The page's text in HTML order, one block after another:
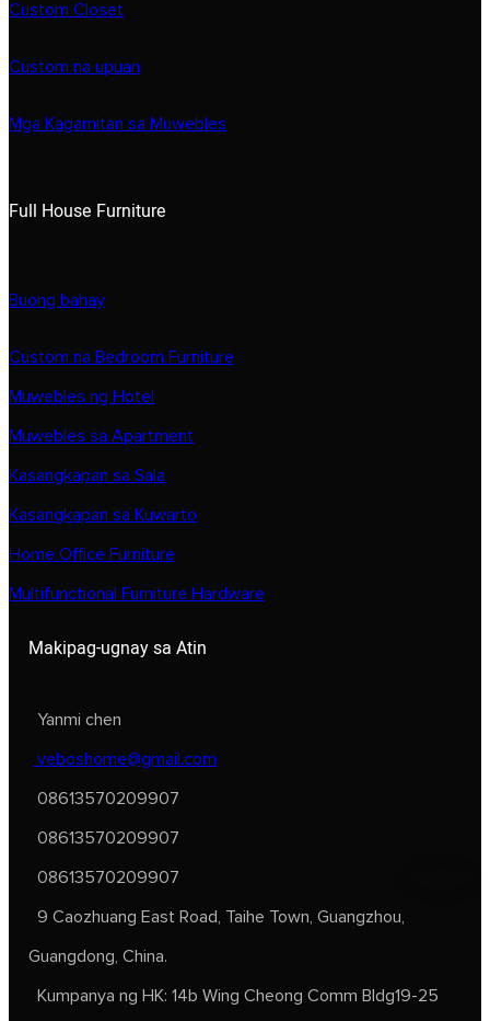
Custom Closet
Custom na upuan
Mga Kagamitan sa Muwebles
Full House Furniture
Buong bahay
Custom na Bedroom Furniture
Muwebles ng Hotel
Muwebles sa Apartment
Kasangkapan sa Sala
Kasangkapan sa Kuwarto
Home Office Furniture
Multifunctional Furniture Hardware
Makipag-ugnay sa Atin
Yanmi chen
veboshome@gmail.com
08613570209907
08613570209907
08613570209907
9 Caozhuang East Road, Taihe Town, Guangzhou,
Guangdong, China.
Kumpanya ng HK: 14b Wing Cheong Comm Bldg19-25